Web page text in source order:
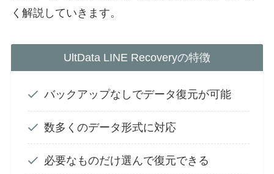
く解説していきます。
UltData LINE Recoveryの特徴
バックアップなしでデータ復元が可能
数多くのデータ形式に対応
必要なものだけ選んで復元できる